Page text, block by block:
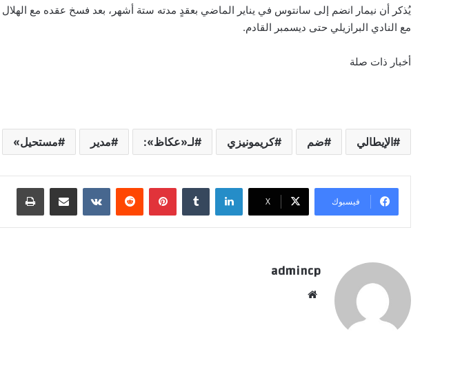
يُذكر أن نيمار انضم إلى سانتوس في يناير الماضي بعقدٍ مدته ستة أشهر، بعد فسخ عقده مع
مع النادي البرازيلي حتى ديسمبر القادم.
أخبار ذات صلة
الإيطالي ضم كريمونيزي لـ«عكاظ»: مدير مستحيل»
فيسبوك ‫X
لينكدإن بينتيريست
admincp